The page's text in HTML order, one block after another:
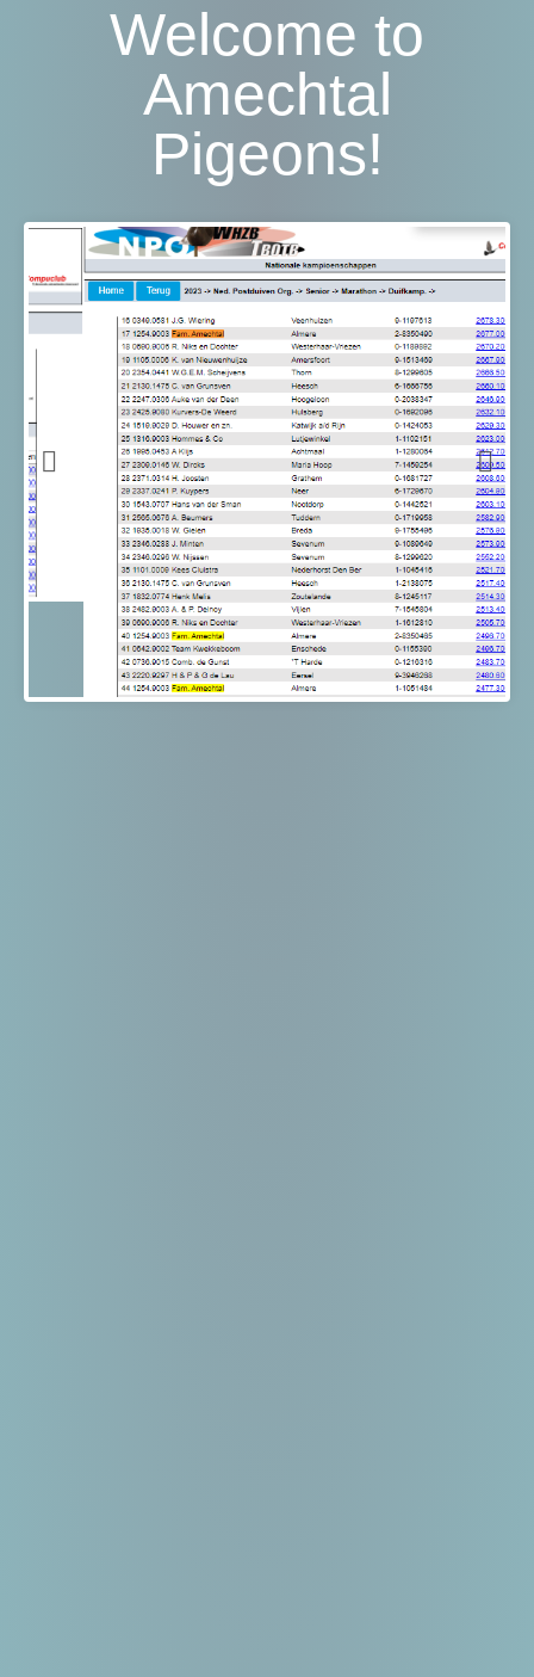
Welcome to
Amechtal
Pigeons!
3 Nat. Ace Pigeons Marathon